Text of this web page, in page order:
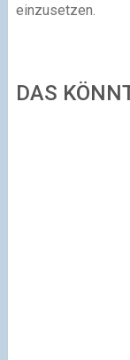
einzusetzen.
DAS